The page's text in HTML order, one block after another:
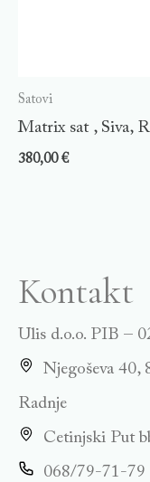
Satovi
Matrix sat , Siva,
380,00€
Kontakt
Ulis d.o.o. PIB –
Njegoševa 40,
Radnje
Cetinjski Put
068/79-71-79